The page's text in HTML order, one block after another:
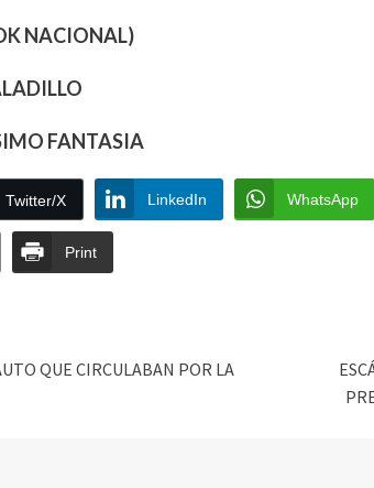
NACIONAL)
FANTASIA
Twitter/X LinkedIn WhatsApp
Print
QUE CIRCULABAN POR LA